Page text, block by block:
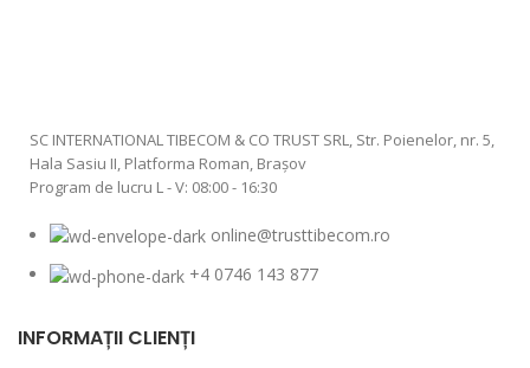
SC INTERNATIONAL TIBECOM & CO TRUST SRL, Str. Poienelor, nr. 5,
Hala Sasiu II, Platforma Roman, Braşov
Program de lucru L - V: 08:00 - 16:30
online@trusttibecom.ro
+4 0746 143 877
INFORMAȚII CLIENȚI